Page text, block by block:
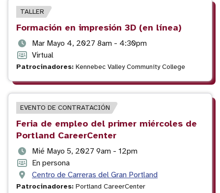
evento
TIPO
DE
TALLER
Título
del
evento
Formación en impresión 3D (en línea)
Fecha
y
hora
del
evento
Mar Mayo 4, 2027 8am - 4:30pm
Formato
del
evento
Virtual
Patrocinadores: Kennebec Valley Community College
TIPO
DE
EVENTO
EVENTO DE CONTRATACIÓN
Título
del
evento
Feria de empleo del primer miércoles de
Portland CareerCenter
Fecha
y
hora
del
Mié Mayo 5, 2027 9am - 12pm
Formato
del
evento
En persona
Ubicación
del
Centro de Carreras del Gran Portland
Patrocinadores: Portland CareerCenter